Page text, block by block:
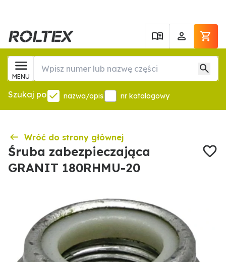
MENU
Szukaj po nazwa/opis nr katalogowy
Wróć do strony głównej
Śruba zabezpieczająca
GRANIT 180RHMU-20